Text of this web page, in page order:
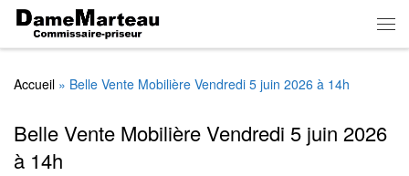
Skip to content
Accueil » Belle Vente Mobilière Vendredi 5 juin 2026 à 14h
Belle Vente Mobilière Vendredi 5 juin 2026
à 14h